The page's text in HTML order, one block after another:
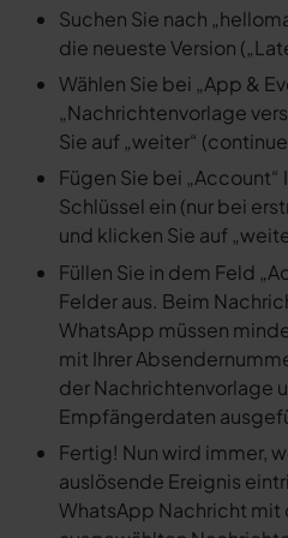
Suchen Sie nach
die neueste Version
Wählen Sie bei „App &
„Nachrichtenvorlage
Sie auf „weiter“
Fügen Sie bei
Schlüssel ein (nur bei
und klicken Sie auf
Füllen Sie in dem Feld
Felder aus. Beim
WhatsApp müssen
mit Ihrer
der Nachrichtenvorlage
Empfängerdaten
Fertig! Nun wird immer,
auslösende Ereignis
WhatsApp Nachricht mit